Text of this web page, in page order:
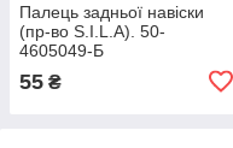
Палець задньої навіски
(пр-во S.I.L.A). 50-
4605049-Б
55 ₴